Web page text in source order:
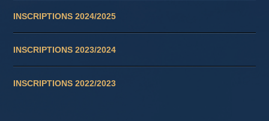
INSCRIPTIONS 2024/2025
INSCRIPTIONS 2023/2024
INSCRIPTIONS 2022/2023